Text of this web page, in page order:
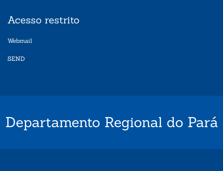
Acesso restrito
Webmail
SEND
Departamento Regional do Pará